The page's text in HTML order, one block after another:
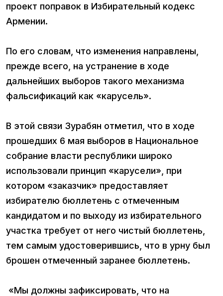
проект поправок в Избирательный кодекс
Армении.
По его словам, что изменения направлены,
прежде всего, на устранение в ходе
дальнейших выборов такого механизма
фальсификаций как «карусель».
В этой связи Зурабян отметил, что в ходе
прошедших 6 мая выборов в Национальное
собрание власти республики широко
использовали принцип «карусели», при
котором «заказчик» предоставляет
избирателю бюллетень с отмеченным
кандидатом и по выходу из избирательного
участка требует от него чистый бюллетень,
тем самым удостоверившись, что в урну был
брошен отмеченный заранее бюллетень.
«Мы должны зафиксировать, что на